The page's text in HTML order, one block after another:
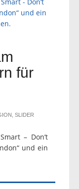
für
SLIDER
– Don’t
und ein